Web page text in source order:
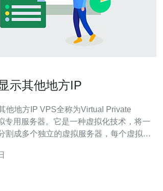
示其他地方IP
称为Virtual Private
专用服务器。它是一种虚拟化技术，将一
割成多个独立的虚拟服务器，每个虚拟服